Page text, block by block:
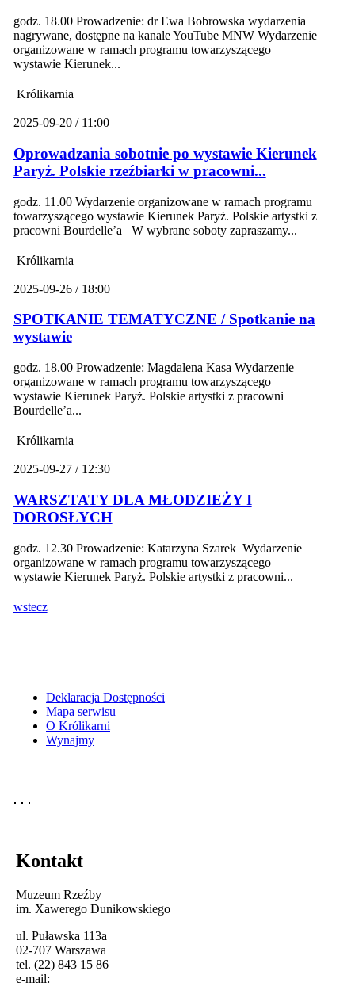
godz. 18.00 Prowadzenie: dr Ewa Bobrowska wydarzenia
nagrywane, dostępne na kanale YouTube MNW Wydarzenie
organizowane w ramach programu towarzyszącego
wystawie Kierunek...
Królikarnia
2025-09-20 / 11:00
Oprowadzania sobotnie po wystawie Kierunek
Paryż. Polskie rzeźbiarki w pracowni...
godz. 11.00 Wydarzenie organizowane w ramach programu
towarzyszącego wystawie Kierunek Paryż. Polskie artystki z
pracowni Bourdelle’a W wybrane soboty zapraszamy...
Królikarnia
2025-09-26 / 18:00
SPOTKANIE TEMATYCZNE / Spotkanie na
wystawie
godz. 18.00 Prowadzenie: Magdalena Kasa Wydarzenie
organizowane w ramach programu towarzyszącego
wystawie Kierunek Paryż. Polskie artystki z pracowni
Bourdelle’a...
Królikarnia
2025-09-27 / 12:30
WARSZTATY DLA MŁODZIEŻY I
DOROSŁYCH
godz. 12.30 Prowadzenie: Katarzyna Szarek Wydarzenie
organizowane w ramach programu towarzyszącego
wystawie Kierunek Paryż. Polskie artystki z pracowni...
wstecz
Deklaracja Dostępności
Mapa serwisu
O Królikarni
Wynajmy
Kontakt
Muzeum Rzeźby
im. Xawerego Dunikowskiego
ul. Puławska 113a
02-707 Warszawa
tel. (22) 843 15 86
e-mail: